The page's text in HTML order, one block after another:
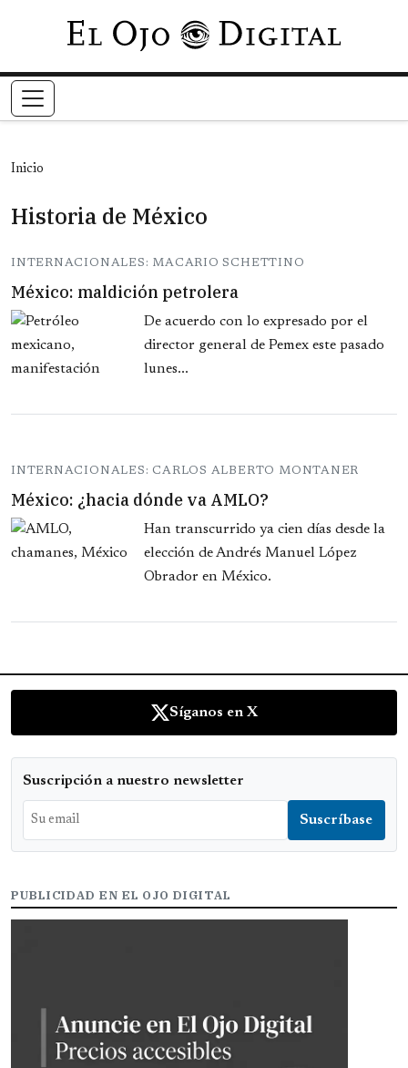
Pasar al contenido principal
Inicio
Historia de México
INTERNACIONALES: MACARIO SCHETTINO
México: maldición petrolera
De acuerdo con lo expresado por el
director general de Pemex este pasado
lunes...
INTERNACIONALES: CARLOS ALBERTO MONTANER
México: ¿hacia dónde va AMLO?
Han transcurrido ya cien días desde la
elección de Andrés Manuel López
Obrador en México.
Síganos en X
Suscripción a nuestro newsletter
PUBLICIDAD EN EL OJO DIGITAL